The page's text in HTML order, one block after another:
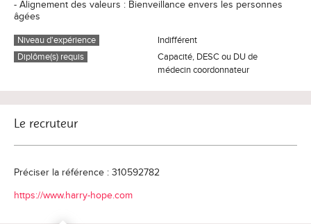
- Alignement des valeurs : Bienveillance envers les personnes
âgées
Niveau d'expérience
Indifférent
Diplôme(s) requis
Capacité, DESC ou DU de
médecin coordonnateur
Le recruteur
Préciser la référence : 310592782
https://www.harry-hope.com